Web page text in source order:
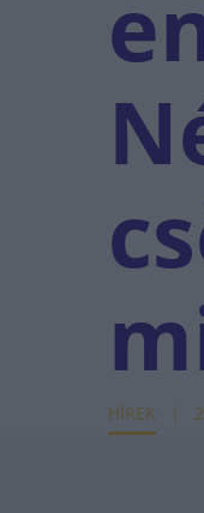
HÍREK